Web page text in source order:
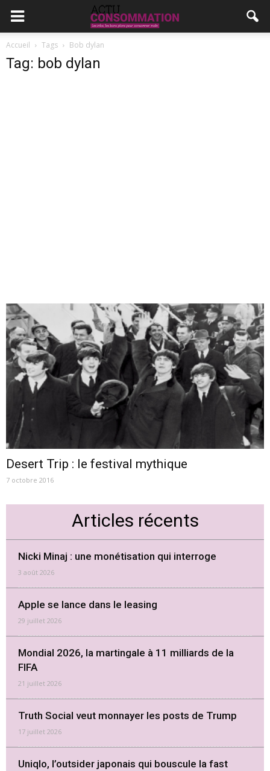
Accueil Tags Bob dylan
Tag: bob dylan
Desert Trip : le festival mythique
7 octobre 2016
Articles récents
Nicki Minaj : une monétisation qui interroge
3 août 2026
Apple se lance dans le leasing
29 juillet 2026
Mondial 2026, la martingale à 11 milliards de la
FIFA
21 juillet 2026
Truth Social veut monnayer les posts de Trump
17 juillet 2026
Uniqlo, l’outsider japonais qui bouscule la fast